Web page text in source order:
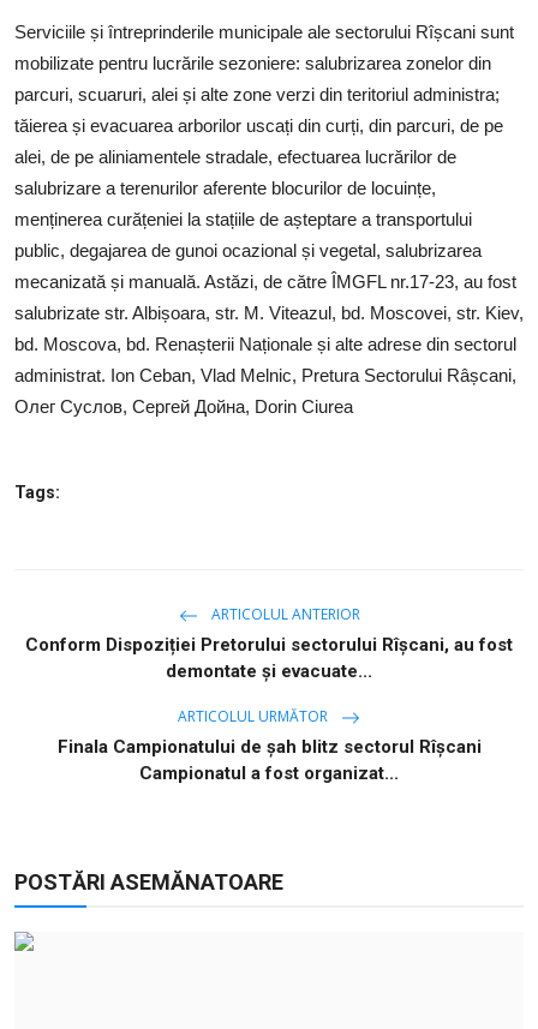
Sectorul Rîșcani
Căutați pe Internet
Serviciile și întreprinderile municipale ale sectorului Rîșcani sunt
mobilizate pentru lucrările sezoniere: salubrizarea zonelor din
parcuri, scuaruri, alei și alte zone verzi din teritoriul administra;
tăierea și evacuarea arborilor uscați din curți, din parcuri, de pe
alei, de pe aliniamentele stradale, efectuarea lucrărilor de
salubrizare a terenurilor aferente blocurilor de locuințe,
menținerea curățeniei la stațiile de așteptare a transportului
public, degajarea de gunoi ocazional și vegetal, salubrizarea
mecanizată și manuală. Astăzi, de către ÎMGFL nr.17-23, au fost
salubrizate str. Albișoara, str. M. Viteazul, bd. Moscovei, str. Kiev,
bd. Moscova, bd. Renașterii Naționale și alte adrese din sectorul
administrat. Ion Ceban, Vlad Melnic, Pretura Sectorului Râșcani,
Олег Суслов, Сергей Дойна, Dorin Ciurea
Tags:
ARTICOLUL ANTERIOR
Conform Dispoziției Pretorului sectorului Rîșcani, au fost
demontate și evacuate...
ARTICOLUL URMĂTOR
Finala Campionatului de șah blitz sectorul Rîșcani
Campionatul a fost organizat...
POSTĂRI ASEMĂNATOARE